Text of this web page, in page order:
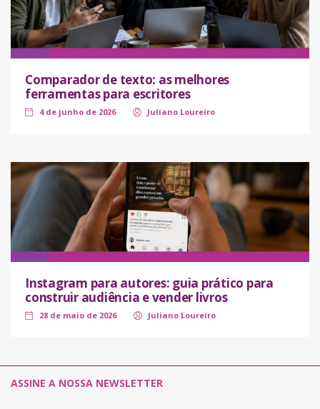
Comparador de texto: as melhores
ferramentas para escritores
4 de junho de 2026 Juliano Loureiro
Instagram para autores: guia prático para
construir audiência e vender livros
28 de maio de 2026 Juliano Loureiro
ASSINE A NOSSA NEWSLETTER